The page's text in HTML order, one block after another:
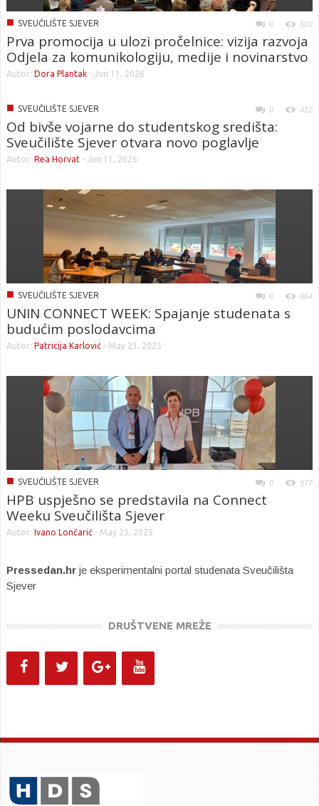
■ SVEUČILIŠTE SJEVER 0 503
Prva promocija u ulozi pročelnice: vizija razvoja
Odjela za komunikologiju, medije i novinarstvo
Autor: Dora Plantak - Jun 11, 2026
■ SVEUČILIŠTE SJEVER 0 412
Od bivše vojarne do studentskog središta:
Sveučilište Sjever otvara novo poglavlje
Autor: Rea Horvat - Jun 11, 2026
■ SVEUČILIŠTE SJEVER 0 664
UNIN CONNECT WEEK: Spajanje studenata s
budućim poslodavcima
Autor: Patricija Karlović - May 23, 2025
■ SVEUČILIŠTE SJEVER 0 577
HPB uspješno se predstavila na Connect
Weeku Sveučilišta Sjever
Autor: Ivano Lončarić - May 23, 2025
Pressedan.hr je eksperimentalni portal studenata Sveučilišta
Sjever
DRUŠTVENE MREŽE